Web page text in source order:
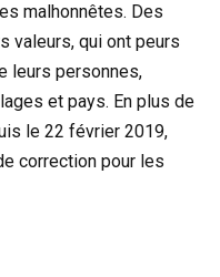
malhonnêtes. Des
valeurs, qui ont peurs
leurs personnes,
et pays. En plus de
le 22 février 2019,
correction pour les